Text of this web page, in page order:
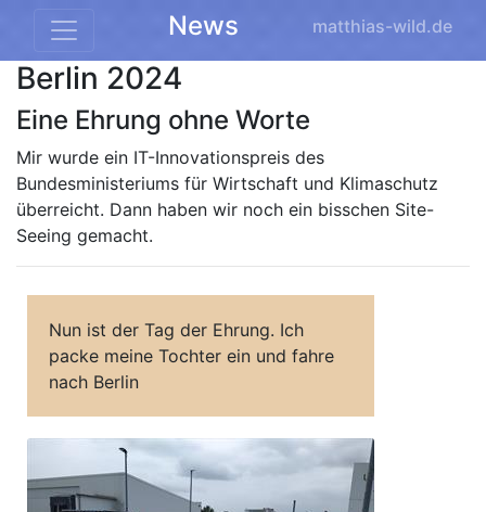
News matthias-wild.de
Berlin 2024
Eine Ehrung ohne Worte
Mir wurde ein IT-Innovationspreis des
Bundesministeriums für Wirtschaft und Klimaschutz
überreicht. Dann haben wir noch ein bisschen Site-
Seeing gemacht.
Nun ist der Tag der Ehrung. Ich
packe meine Tochter ein und fahre
nach Berlin